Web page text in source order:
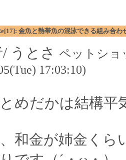
金魚と熱帯魚の混泳できる組み合わ
うとさ ペットショ
17:03:10)
めだかは結構
和金が姉金くら